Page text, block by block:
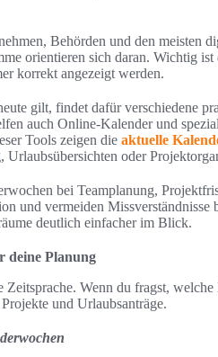
Behörden und den meisten
orientieren sich daran. Wichtig
korrekt angezeigt werden.
gilt, findet dafür verschiedene
auch Online-Kalender und
Tools zeigen die aktuelle
oder
bei Teamplanung,
und vermeiden Missverständnisse
deutlich einfacher im Blick.
deine Planung
Wenn du fragst,
und Urlaubsanträge.